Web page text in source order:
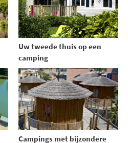
Uw tweede thuis op een
camping
Campings met bijzondere